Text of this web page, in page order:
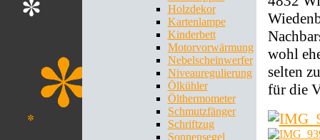
Holzdekor
Kartenlampe
Kinderbett
Motorvorwärmung
Nebelscheinwerfer
Niveauregulierung
Ölkühler
Ölthermometer
Schmutzfänger
Schriftzug
Sonnensegel
wohl
selten
für die